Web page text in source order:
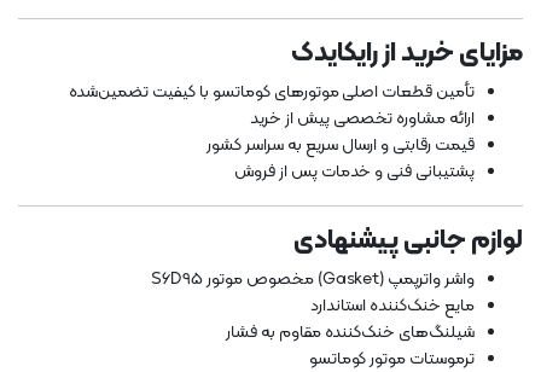
مزایای خرید از رایکایدک
تأمین قطعات اصلی موتورهای کوماتسو با کیفیت تضمین‌شده
ارائه مشاوره تخصصی پیش از خرید
قیمت رقابتی و ارسال سریع به سراسر کشور
پشتیبانی فنی و خدمات پس از فروش
لوازم جانبی پیشنهادی
واشر واترپمپ (Gasket) مخصوص موتور S6D95
مایع خنک‌کننده استاندارد
شیلنگ‌های خنک‌کننده مقاوم به فشار
ترموستات موتور کوماتسو